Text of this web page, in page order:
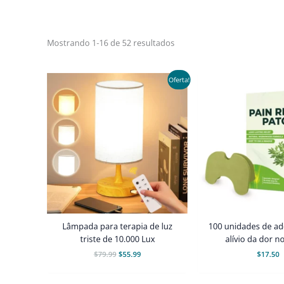
Mostrando 1-16 de 52 resultados
Oferta!
Lâmpada para terapia de luz
triste de 10.000 Lux
$79.99 O
$55.99O
100 unidades de
alívio da dor
$17.50